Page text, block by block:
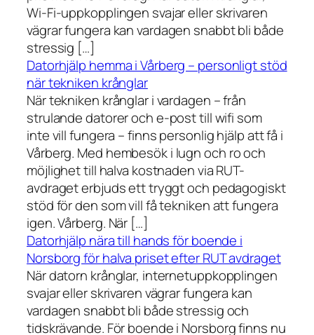
Wi-Fi-uppkopplingen svajar eller skrivaren
vägrar fungera kan vardagen snabbt bli både
stressig […]
Datorhjälp hemma i Vårberg – personligt stöd
när tekniken krånglar
När tekniken krånglar i vardagen – från
strulande datorer och e-post till wifi som
inte vill fungera – finns personlig hjälp att få i
Vårberg. Med hembesök i lugn och ro och
möjlighet till halva kostnaden via RUT-
avdraget erbjuds ett tryggt och pedagogiskt
stöd för den som vill få tekniken att fungera
igen. Vårberg. När […]
Datorhjälp nära till hands för boende i
Norsborg för halva priset efter RUT avdraget
När datorn krånglar, internetuppkopplingen
svajar eller skrivaren vägrar fungera kan
vardagen snabbt bli både stressig och
tidskrävande. För boende i Norsborg finns nu